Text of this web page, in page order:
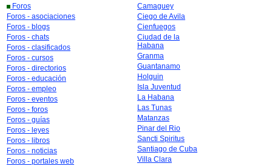
Foros
Foros - asociaciones
Foros - blogs
Foros - chats
Foros - clasificados
Foros - cursos
Foros - directorios
Foros - educación
Foros - empleo
Foros - eventos
Foros - foros
Foros - guías
Foros - leyes
Foros - libros
Foros - noticias
Foros - portales web
Camaguey
Ciego de Avila
Cienfuegos
Ciudad de la
Habana
Granma
Guantanamo
Holguin
Isla Juventud
La Habana
Las Tunas
Matanzas
Pinar del Rio
Sancti Spiritus
Santiago de Cuba
Villa Clara